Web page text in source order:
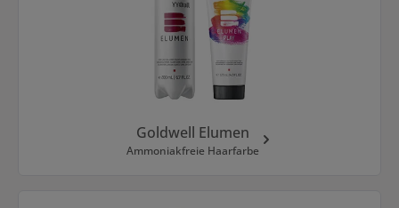
Goldwell Elumen
Ammoniakfreie Haarfarbe